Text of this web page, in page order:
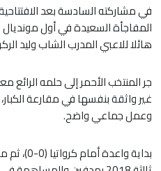
المفاجأة السعيدة في أول
هائلا للاعبي المدرب الشاب وليد
جر المنتخب الأحمر إلى حلمه
غير واثقة بنفسها في مقارعة
وعمل جماعي واضح.
بداية